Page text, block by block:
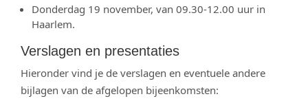
Donderdag 19 november, van 09.30-12.00 uur in
Haarlem.
Verslagen en presentaties
Hieronder vind je de verslagen en eventuele andere
bijlagen van de afgelopen bijeenkomsten: